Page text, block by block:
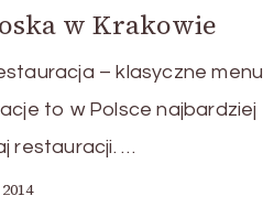
w Krakowie
– klasyczne menu
to w Polsce najbardziej
restauracji. …